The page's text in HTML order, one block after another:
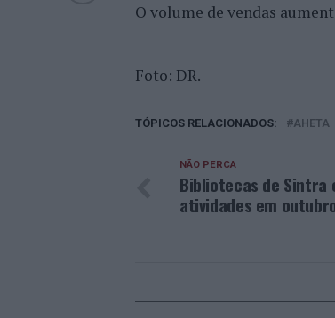
O volume de vendas
Foto: DR.
TÓPICOS RELACIONADOS: AHETA
NÃO PERCA
Bibliotecas de Sintra
atividades em